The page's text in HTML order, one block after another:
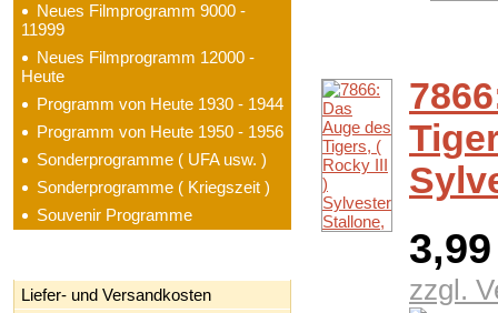
Neues Filmprogramm 9000 -
11999
Neues Filmprogramm 12000 -
Heute
Programm von Heute 1930 - 1944
Programm von Heute 1950 - 1956
Sonderprogramme ( UFA usw. )
Sonderprogramme ( Kriegszeit )
Souvenir Programme
Liefer- und Versandkosten
zzgl.